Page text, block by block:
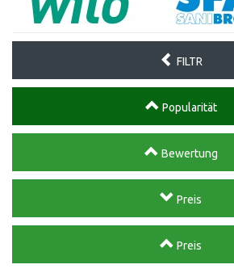
FILTR
Popularität
Bewertung
Preis
Preis